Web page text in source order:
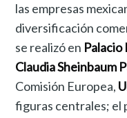
las empresas
diversificación
se realizó en Palacio
Claudia Sheinbaum
Comisión Europea,
figuras centrales; el